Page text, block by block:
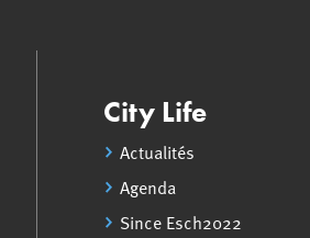
City Life
Actualités
Agenda
Since Esch2022